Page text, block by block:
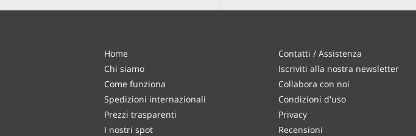
Home
Chi siamo
Come funziona
Spedizioni internazionali
Prezzi trasparenti
I nostri spot
Contatti / Assistenza
Iscriviti alla nostra newsletter
Collabora con noi
Condizioni d'uso
Privacy
Recensioni